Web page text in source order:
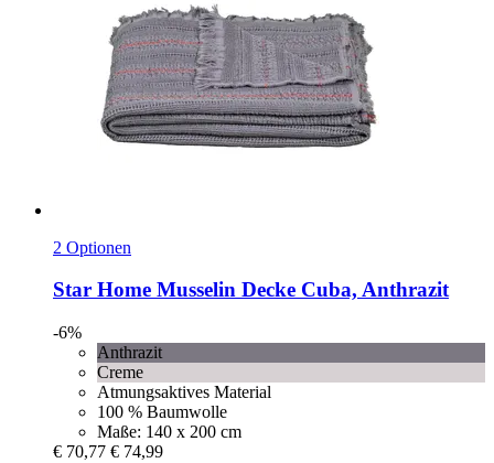
2 Optionen
Star Home Musselin Decke Cuba, Anthrazit
-6%
Anthrazit
Creme
Atmungsaktives Material
100 % Baumwolle
Maße: 140 x 200 cm
€ 70,77 € 74,99